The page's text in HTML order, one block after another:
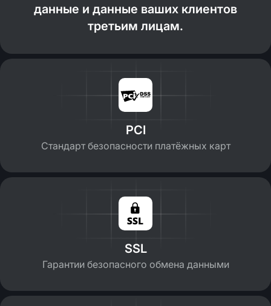
данные и данные ваших клиентов
третьим лицам.
PCI
Стандарт безопасности платёжных карт
SSL
Гарантии безопасного обмена данными